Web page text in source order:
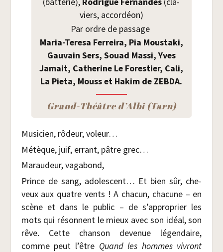
viers, accordéon)
Par ordre de passage
Maria-Tere­sa Fer­rei­ra, Pia Mous­ta­ki,
Gau­vain Sers, Souad Mas­si, Yves
Jamait, Cathe­rine Le Fores­tier, Cali,
La Pie­ta, Mouss et Hakim de ZEBDA.
Grand-Théâtre d’Albi (Tarn)
Musi­cien, rôdeur, voleur…
Métèque, juif, errant, pâtre grec…
Marau­deur, vagabond,
Prince de sang, ado­les­cent… Et bien sûr, che­
veux aux quatre vents ! A cha­cun, cha­cune – en
scène et dans le public – de s’approprier les
mots qui résonnent le mieux avec son idéal, son
rêve. Cette chan­son deve­nue légen­daire,
comme peut l’être Quand les hommes vivront